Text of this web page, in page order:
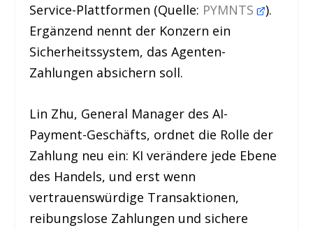
Service-Plattformen (Quelle: PYMNTS ).
Ergänzend nennt der Konzern ein
Sicherheitssystem, das Agenten-
Zahlungen absichern soll.
Lin Zhu, General Manager des AI-
Payment-Geschäfts, ordnet die Rolle der
Zahlung neu ein: KI verändere jede Ebene
des Handels, und erst wenn
vertrauenswürdige Transaktionen,
reibungslose Zahlungen und sichere